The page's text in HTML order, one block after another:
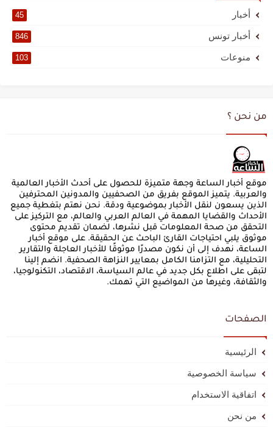
أخبار 45
أخبار تونس 846
منوعات 103
من نحن ؟
موقع أخبار الساعة وجهة متميزة للحصول على أحدث الأخبار العالمية
والعربية. يتميز الموقع بفريق من الصحفيين والمدونين المحترفين
الذين يسعون لنقل الأخبار بموضوعية ودقة. نحن نهتم بتغطية جميع
الأحداث والقضايا المهمة في العالم العربي والعالم، مع التركيز على
التحقق من صحة المعلومات قبل نشرها، لضمان تقديم محتوى
موثوق يلبي احتياجات القارئ الباحث عن الحقيقة. على موقع أخبار
الساعة، نهدف إلى أن نكون مصدرًا موثوقًا للأخبار العاجلة والتقارير
التحليلية، مع التزامنا الكامل بمعايير النزاهة الصحفية. انضم إلينا
لتبقى على اطلاع بكل جديد في عالم السياسة، الاقتصاد، التكنولوجيا،
والثقافة، وغيرها من المواضيع التي تهمك.
الصفحات
الرئيسية
سياسة الخصوصية
اتفاقية الاستخدام
من نحن